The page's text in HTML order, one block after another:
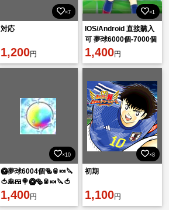
×7
対応
1,200円
×1
IOS/Android 直接購入
可 夢球6000個-7000個
+大量の資源を持つ 初
期垢
1,400円
×10
🥝夢球6004個🥯🥫🍬🔪
🍅🥞🍱🍭🥝🥯🥫🍬🔪🍅
🥞🍱🍭🥝🥯🥫
1,400円
×8
初期
1,100円